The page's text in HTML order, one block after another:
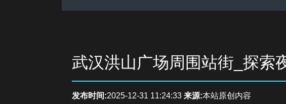
武汉洪山广场周围站街_探索
发布时间:2025-12-31 11:24:33 来源:本站原创内容